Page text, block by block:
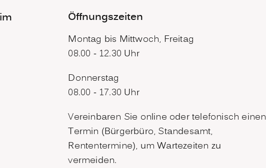
Öffnungszeiten
Montag bis Mittwoch, Freitag
08.00 - 12.30 Uhr
Donnerstag
08.00 - 17.30 Uhr
Vereinbaren Sie online oder telefonisch einen
Termin (Bürgerbüro, Standesamt,
Rententermine), um Wartezeiten zu
vermeiden.